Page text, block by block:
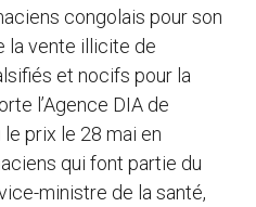
congolais pour son
la vente illicite de
et nocifs pour la
l’Agence DIA de
le prix le 28 mai en
qui font partie du
ministre de la santé,